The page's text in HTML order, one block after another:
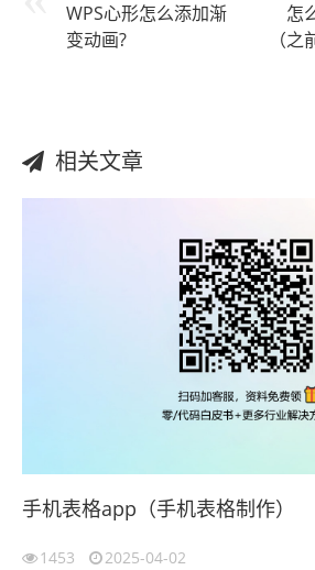
WPS心形怎么添加渐
变动画?
怎
（
相关文章
手机表格app（手机表格制作）
1453 2025-04-02